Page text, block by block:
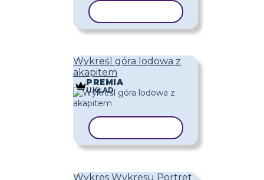
Wykreśl góra lodowa z
akapitem
PREMIA
UKŁAD
Wykres Wykresu Portret